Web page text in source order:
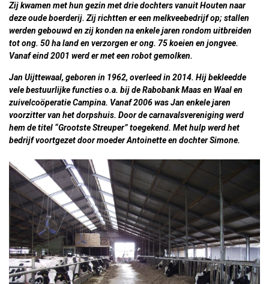
Zij kwamen met hun gezin met drie dochters vanuit Houten naar
deze oude boerderij. Zij richtten er een melkveebedrijf op; stallen
werden gebouwd en zij konden na enkele jaren rondom uitbreiden
tot ong. 50 ha land en verzorgen er ong. 75 koeien en jongvee.
Vanaf eind 2001 werd er met een robot gemolken.
Jan Uijttewaal, geboren in 1962, overleed in 2014. Hij bekleedde
vele bestuurlijke functies o.a. bij de Rabobank Maas en Waal en
zuivelcoöperatie Campina. Vanaf 2006 was Jan enkele jaren
voorzitter van het dorpshuis. Door de carnavalsvereniging werd
hem de titel “Grootste Streuper” toegekend. Met hulp werd het
bedrijf voortgezet door moeder Antoinette en dochter Simone.